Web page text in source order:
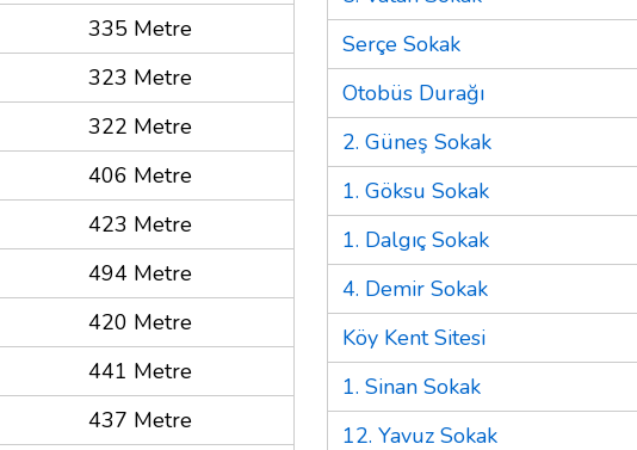
335 Metre
323 Metre
322 Metre
406 Metre
423 Metre
494 Metre
420 Metre
441 Metre
437 Metre
Serçe Sokak
Otobüs Durağı
2. Güneş Sokak
1. Göksu Sokak
1. Dalgıç Sokak
4. Demir Sokak
Köy Kent Sitesi
1. Sinan Sokak
12. Yavuz Sokak